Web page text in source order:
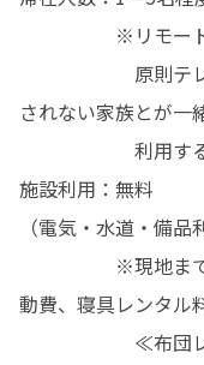
※リモートワー
原則テレワー
されない家族とが一
利用すること
施設利用：無料
（電気・水道・備品
※現地までの交
動費、寝具レンタル
≪布団レン